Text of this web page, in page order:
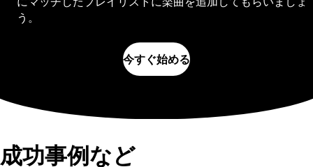
う。
今すぐ始める
成功事例など